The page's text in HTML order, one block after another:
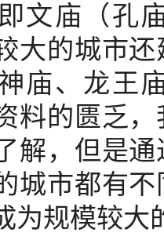
文庙（孔
大的城市
庙、龙王
料的匮乏
解，但是
城市都有
为规模较大